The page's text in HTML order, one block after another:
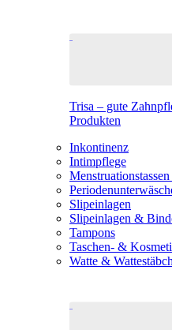
Trisa – gute
Produkten
Inkontinenz
Intimpflege
Slipeinlagen
Slipeinlagen &
Tampons
Taschen- &
Watte &